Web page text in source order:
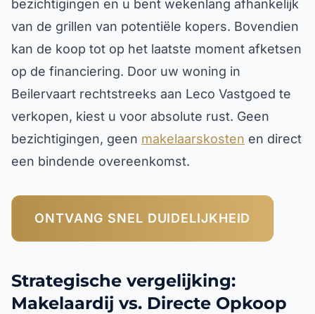
bezichtigingen en u bent wekenlang afhankelijk
van de grillen van potentiële kopers. Bovendien
kan de koop tot op het laatste moment afketsen
op de financiering. Door uw woning in
Beilervaart rechtstreeks aan Leco Vastgoed te
verkopen, kiest u voor absolute rust. Geen
bezichtigingen, geen makelaarskosten en direct
een bindende overeenkomst.
ONTVANG SNEL DUIDELIJKHEID
Strategische vergelijking:
Makelaardij vs. Directe Opkoop